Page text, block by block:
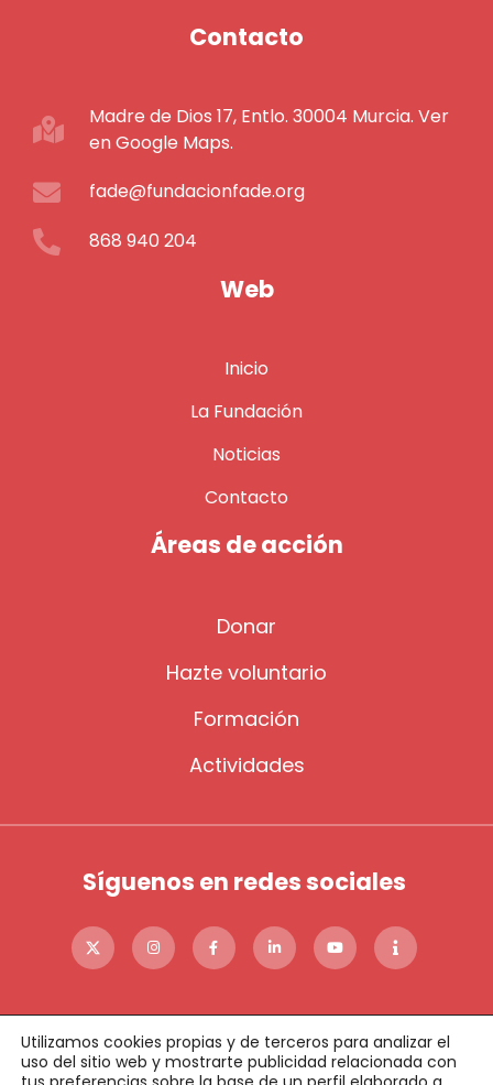
Contacto
Madre de Dios 17, Entlo. 30004 Murcia. Ver
en Google Maps.
fade@fundacionfade.org
868 940 204
Web
Inicio
La Fundación
Noticias
Contacto
Áreas de acción
Donar
Hazte voluntario
Formación
Actividades
Síguenos en redes sociales
Utilizamos cookies propias y de terceros para analizar el
uso del sitio web y mostrarte publicidad relacionada con